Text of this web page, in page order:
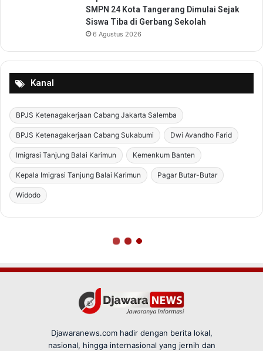
Djawaranews.com hadir dengan berita lokal,
nasional, hingga internasional yang jernih dan